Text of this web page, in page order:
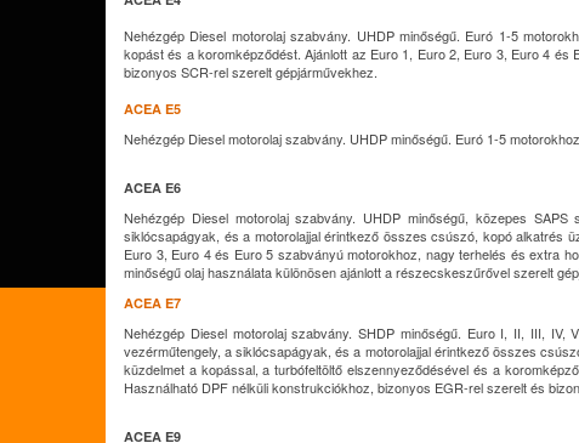
Nehézgép Diesel motorolaj szabvány. UHDP minőségű. Euró 1-5
kopást és a koromképződést. Ajánlott az Euro 1, Euro 2, Euro 3, Euro 4
bizonyos SCR-rel szerelt gépjárművekhez.
ACEA E5
Nehézgép Diesel motorolaj szabvány. UHDP minőségű. Euró 1-5
ACEA E6
Nehézgép Diesel motorolaj szabvány. UHDP minőségű, közepes
siklócsapágyak, és a motorolajjal érintkező összes csúszó, kopó alkatrés
Euro 3, Euro 4 és Euro 5 szabványú motorokhoz, nagy terhelés és extra
minőségű olaj használata különösen ajánlott a részecskeszűrővel szerelt
ACEA E7
Nehézgép Diesel motorolaj szabvány. SHDP minőségű. Euro I, II, III,
vezérműtengely, a siklócsapágyak, és a motorolajjal érintkező összes
küzdelmet a kopással, a turbófeltöltő elszennyeződésével és a
Használható DPF nélküli konstrukciókhoz, bizonyos EGR-rel szerelt és
ACEA E9